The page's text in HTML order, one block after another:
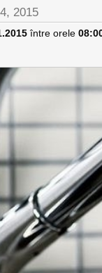
2015
între orele